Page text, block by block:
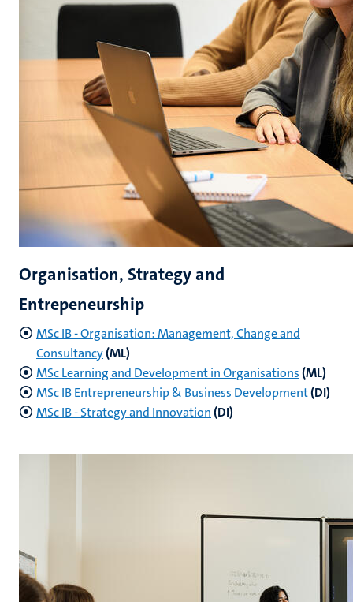
Organisation, Strategy and
Entrepeneurship
MSc IB - Organisation: Management, Change and
Consultancy(ML)
MSc Learning and Development in Organisations(ML)
MSc IB Entrepreneurship & Business Development(DI)
MSc IB - Strategy and Innovation(DI)